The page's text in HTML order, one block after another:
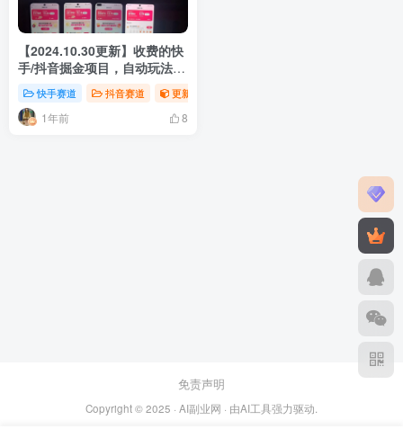
【2024.10.30更新】收费的快
手/抖音掘金项目，自动玩法，
暴利撸金，号称单机收益轻松
30-100
快手赛道 抖音赛道 更新
1年前 8
免责声明
Copyright © 2025 · AI副业网 · 由AI工具强力驱动.